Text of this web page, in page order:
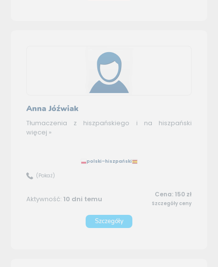
Anna Jóźwiak
Tłumaczenia z hiszpańskiego i na hiszpański
więcej »
polski–hiszpański
(Pokaż)
Aktywność:10 dni temu Cena: 150 zł
Szczegóły ceny
Szczegóły